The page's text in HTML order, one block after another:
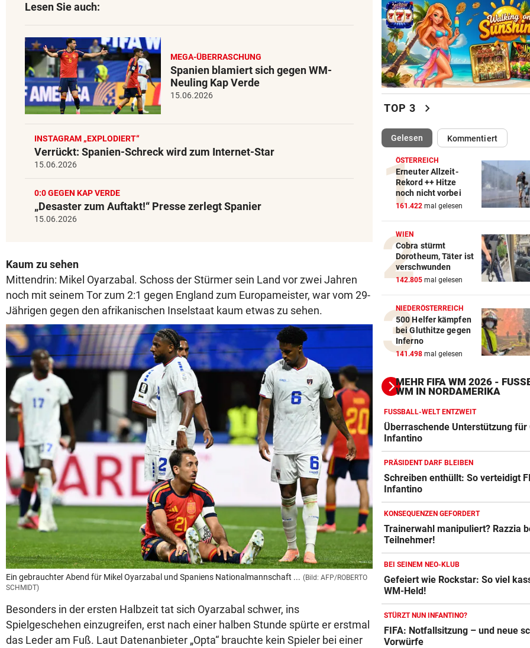
Lesen Sie auch:
MEGA-ÜBERRASCHUNG
Spanien blamiert sich gegen WM-
Neuling Kap Verde
15.06.2026
INSTAGRAM „EXPLODIERT“
Verrückt: Spanien-Schreck wird zum Internet-Star
15.06.2026
0:0 GEGEN KAP VERDE
„Desaster zum Auftakt!“ Presse zerlegt Spanier
15.06.2026
Kaum zu sehen
Mittendrin: Mikel Oyarzabal. Schoss der Stürmer sein Land vor zwei Jahren
noch mit seinem Tor zum 2:1 gegen England zum Europameister, war vom 29-
Jährigen gegen den afrikanischen Inselstaat kaum etwas zu sehen.
Ein gebrauchter Abend für Mikel Oyarzabal und Spaniens Nationalmannschaft ... (Bild: AFP/ROBERTO
SCHMIDT)
Besonders in der ersten Halbzeit tat sich Oyarzabal schwer, ins
Spielgeschehen einzugreifen, erst nach einer halben Stunde spürte er erstmal
das Leder am Fuß. Laut Datenanbieter „Opta“ brauchte kein Spieler bei einer
TOP 3 chevron_right
Gelesen(ausgewählt)Kommentiert
ÖSTERREICH
Erneuter Allzeit-
Rekord ++ Hitze
noch nicht vorbei
161.422 mal gelesen
WIEN
Cobra stürmt
Dorotheum, Täter ist
verschwunden
142.805 mal gelesen
NIEDERÖSTERREICH
500 Helfer kämpfen
bei Gluthitze gegen
Inferno
141.498 mal gelesen
MEHR FIFA WM 2026 -
M IN NORDAMERIKA
FUSSBALL-WELT ENTZWEIT
Überraschende Unterstützung für
Infantino
PRÄSIDENT DARF BLEIBEN
Schreiben enthüllt: So verteidigt
Infantino
KONSEQUENZEN GEFORDERT
Trainerwahl manipuliert? Razzia
Teilnehmer!
BEI SEINEM NEO-KLUB
Gefeiert wie Rockstar: So viel
WM-Held!
STÜRZT NUN INFANTINO?
FIFA: Notfallsitzung – und neue
Vorwürfe
Action-Cam Vergleich
ZUM VERGLEICH
Crosstrainer Vergleich
ZUM VERGLEICH
ZUM VERGLEICH
Elektro-Scooter Vergleich
ZUM VERGLEICH